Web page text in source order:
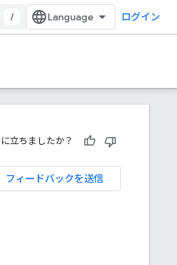
/ ログイン
立ちましたか？
フィードバックを送信